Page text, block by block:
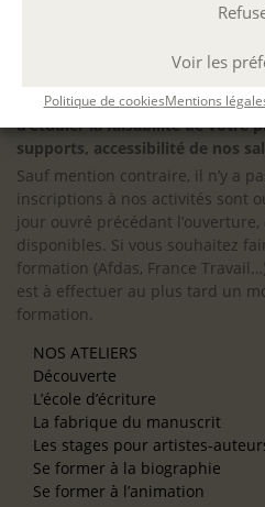
Voir les
Politique de cookiesMentions
personnes en situation de
d’un aménagement spécifique
à nous contacter en amont de
d’étudier la faisabilité de votre
supports, accessibilité de nos
Sauf mention contraire, il n’y a
inscriptions à nos activités sont
jour ouvré précédant
disponibles. Si vous souhaitez
formation (Afdas, France
est à effectuer au plus tard un
formation.
NOS ATELIERS
Découverte
L’école d’écriture
La fabrique du manuscrit
Les stages pour artistes-
Se former à la biographie
Se former à l’animation